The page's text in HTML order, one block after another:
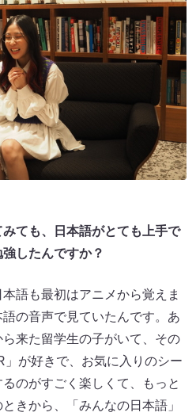
ても、日本語がとても上手で
したんですか？
語も最初はアニメから覚えま
の音声で見ていたんです。あ
来た留学生の子がいて、その
が好きで、お気に入りのシー
のがすごく楽しくて、もっと
きから、「みんなの日本語」